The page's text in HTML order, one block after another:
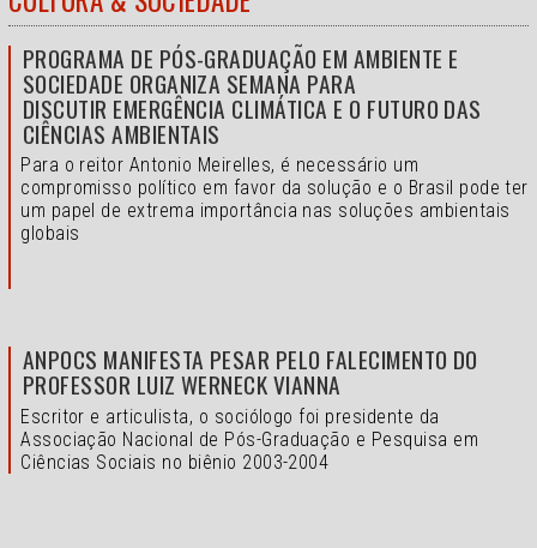
PROGRAMA DE PÓS-GRADUAÇÃO EM AMBIENTE E
SOCIEDADE ORGANIZA SEMANA PARA
DISCUTIR EMERGÊNCIA CLIMÁTICA E O FUTURO DAS
CIÊNCIAS AMBIENTAIS
Para o reitor Antonio Meirelles, é necessário um
compromisso político em favor da solução e o Brasil pode ter
um papel de extrema importância nas soluções ambientais
globais
ANPOCS MANIFESTA PESAR PELO FALECIMENTO DO
PROFESSOR LUIZ WERNECK VIANNA
Escritor e articulista, o sociólogo foi presidente da
Associação Nacional de Pós-Graduação e Pesquisa em
Ciências Sociais no biênio 2003-2004